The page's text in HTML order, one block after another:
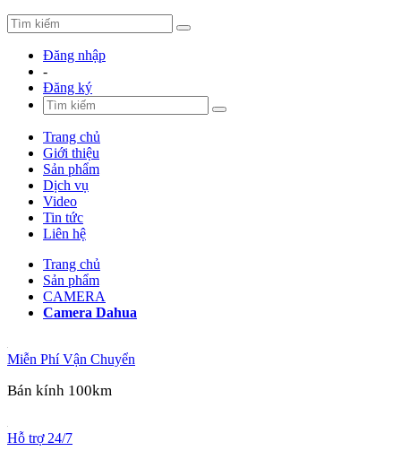
Đăng nhập
-
Đăng ký
Trang chủ
Giới thiệu
Sản phẩm
Dịch vụ
Video
Tin tức
Liên hệ
Trang chủ
Sản phẩm
CAMERA
Camera Dahua
Miễn Phí Vận Chuyển
Bán kính 100km
Hỗ trợ 24/7